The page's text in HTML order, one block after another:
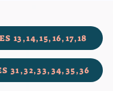
13,14,15,16,17,18
31,32,33,34,35,36